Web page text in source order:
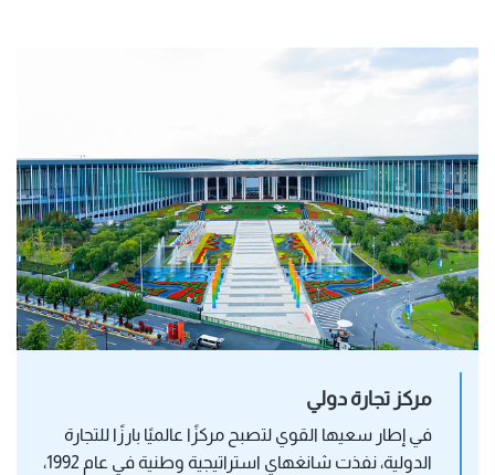
مركز تجارة دولي
في إطار سعيها القوي لتصبح مركزًا عالميًا بارزًا للتجارة
الدولية، نفذت شانغهاي استراتيجية وطنية في عام 1992،